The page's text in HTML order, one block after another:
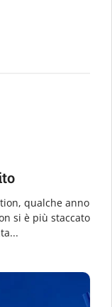
qualche anno
si è più staccato